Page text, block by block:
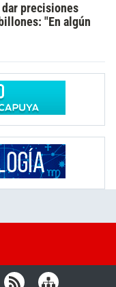
dar precisiones
"En algún